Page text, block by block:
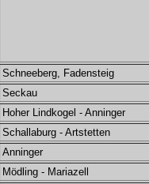
Schneeberg, Fadensteig
Seckau
Hoher Lindkogel - Anninger
Schallaburg - Artstetten
Anninger
Mödling - Mariazell